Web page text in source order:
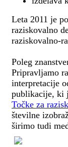
Leta 2011 je
raziskovalno
raziskovalno-
Poleg
Pripravljamo
interpretacije
publikacije, ki
Točke za
številne
širimo tudi